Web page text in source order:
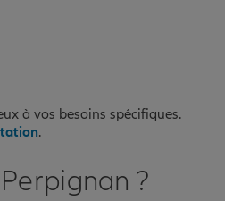
à vos besoins spécifiques.
.
?